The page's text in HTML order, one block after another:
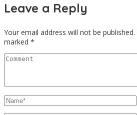
Leave a Reply
Your email address will not be published.
marked *